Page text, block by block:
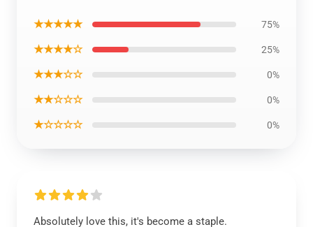
★★★★★ 75%
★★★★☆ 25%
★★★☆☆ 0%
★★☆☆☆ 0%
★☆☆☆☆ 0%
Absolutely love this, it's become a staple.